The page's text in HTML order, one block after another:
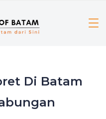
Di Batam